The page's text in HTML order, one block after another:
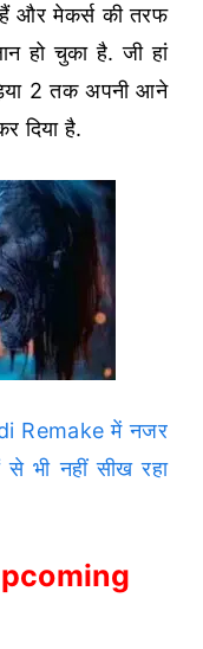
हैं और मेकर्स की तरफ
हो चुका है. जी हां
2 तक अपनी आने
दिया है.
Remake में नजर
से भी नहीं सीख रहा